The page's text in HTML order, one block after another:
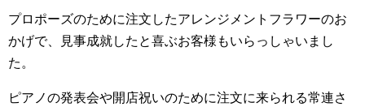
プロポーズのために注文したアレンジメントフラワーのお
かげで、見事成就したと喜ぶお客様もいらっしゃいまし
た。
ピアノの発表会や開店祝いのために注文に来られる常連さ